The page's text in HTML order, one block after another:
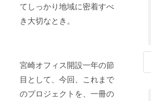
てしっかり地域に密着すべ
き大切なとき。
宮崎オフィス開設一年の節
目として、今回、これまで
のプロジェクトを、一冊の